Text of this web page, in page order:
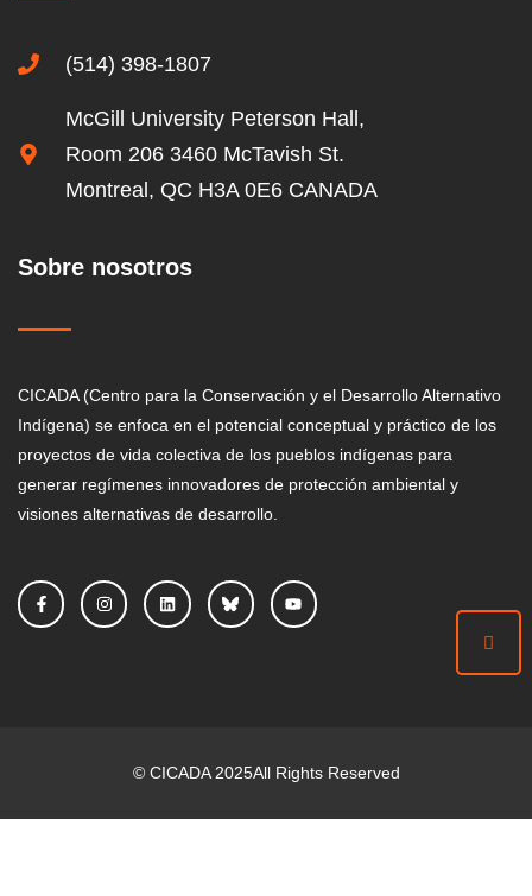
(514) 398-1807
McGill University Peterson Hall,
Room 206 3460 McTavish St.
Montreal, QC H3A 0E6 CANADA
Sobre nosotros
CICADA (Centro para la Conservación y el Desarrollo Alternativo
Indígena) se enfoca en el potencial conceptual y práctico de los
proyectos de vida colectiva de los pueblos indígenas para
generar regímenes innovadores de protección ambiental y
visiones alternativas de desarrollo.
© CICADA2025All Rights Reserved